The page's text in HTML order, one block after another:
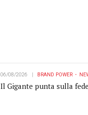
06/08/2026 BRAND POWER
Il Gigante punta sulla